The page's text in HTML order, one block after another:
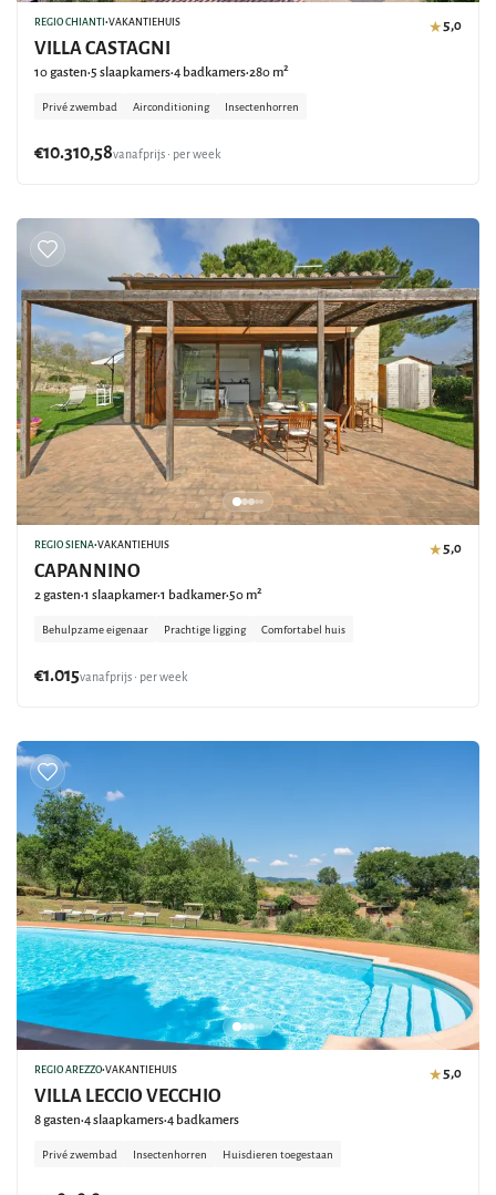
★ 5,0
REGIO CHIANTI •VAKANTIEHUIS
VILLA CASTAGNI
10 gasten•5 slaapkamers•4 badkamers•280 m²
Privé zwembad Airconditioning Insectenhorren
€10.310,58vanafprijs • per week
★5,0
REGIO SIENA•VAKANTIEHUIS
CAPANNINO
2 gasten•1 slaapkamer•1 badkamer•50 m²
Behulpzame eigenaar Prachtige ligging Comfortabel huis
€1.015vanafprijs • per week
★5,0
REGIO AREZZO•VAKANTIEHUIS
VILLA LECCIO VECCHIO
8 gasten•4 slaapkamers•4 badkamers
Privé zwembad Insectenhorren Huisdieren toegestaan